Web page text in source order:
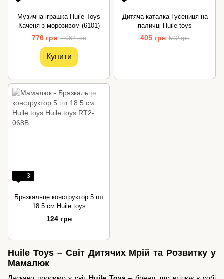
Музична іграшка Huile Toys
Каченя з морозивом (6101)
776 грн 1 062 грн
Купити
Дитяча каталка Гусениця на
паличці Huile toys
405 грн 502 грн
3
Брязкальце конструктор 5 шт
18.5 см Huile toys
124 грн
Huile Toys – Світ Дитячих Мрій та Розвитку у
Мамалюк